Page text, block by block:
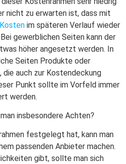
nicht zu erwarten ist, dass mit
Kosten im späteren Verlauf wieder
gewerblichen Seiten kann der
höher angesetzt werden. In
Seiten Produkte oder
auch zur Kostendeckung
Punkt sollte im Vorfeld immer
werden.
insbesondere Achten?
festgelegt hat, kann man
passenden Anbieter machen.
gibt, sollte man sich